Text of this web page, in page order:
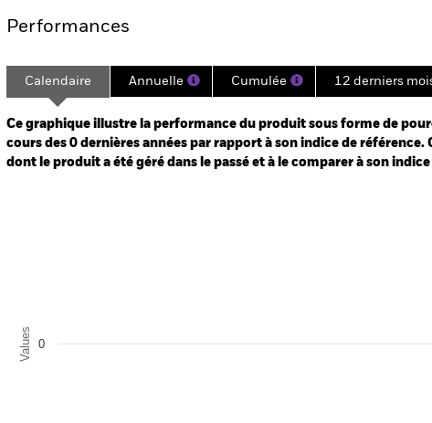
2025-01-31 00:00:00 to 2026-07-31 00:00:00.
-4 to 8.
Performances
Calendaire Annuelle Cumulée 12 derniers
Ce graphique illustre la performance du produit sous forme de
cours des 0 dernières années par rapport à son indice de référence.
dont le produit a été géré dans le passé et à le comparer à son
Values 0